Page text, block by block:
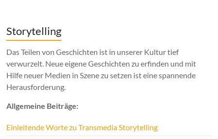
Storytelling
Das Teilen von Geschichten ist in unserer Kultur tief
verwurzelt. Neue eigene Geschichten zu erfinden und mit
Hilfe neuer Medien in Szene zu setzen ist eine spannende
Herausforderung.
Allgemeine Beiträge:
Einleitende Worte zu Transmedia Storytelling